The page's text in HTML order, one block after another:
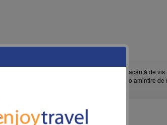
că îți dorești o escapadă de weekend, o vacanță de
activități care îți vor transforma vacanța într-o amintire
experți în turism.